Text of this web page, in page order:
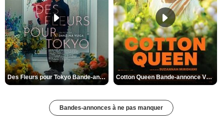
Des Fleurs pour Tokyo Bande-annonce VO STFR Cotton Queen Bande-annonce VO STFR
Bandes-annonces à ne pas manquer